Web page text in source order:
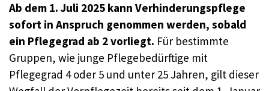
Ab dem 1. Juli 2025 kann Verhinderungspflege
sofort in Anspruch genommen werden, sobald
ein Pflegegrad ab 2 vorliegt. Für bestimmte
Gruppen, wie junge Pflegebedürftige mit
Pflegegrad 4 oder 5 und unter 25 Jahren, gilt dieser